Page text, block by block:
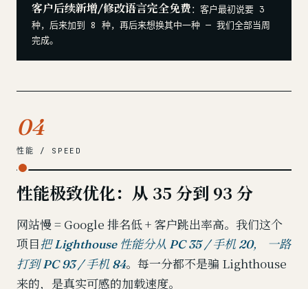
客户后续新增/修改语言完全免费：客户最初说要 3
种，后来加到 8 种，再后来想换其中一种 — 我们全部当周
完成。
04
性能 / SPEED
性能极致优化：从 35 分到 93 分
网站慢 = Google 排名低 + 客户跳出率高。我们这个
项目把 Lighthouse 性能分从 PC 35 / 手机 20， 一路
打到 PC 93 / 手机 84。每一分都不是骗 Lighthouse
来的，是真实可感的加载速度。